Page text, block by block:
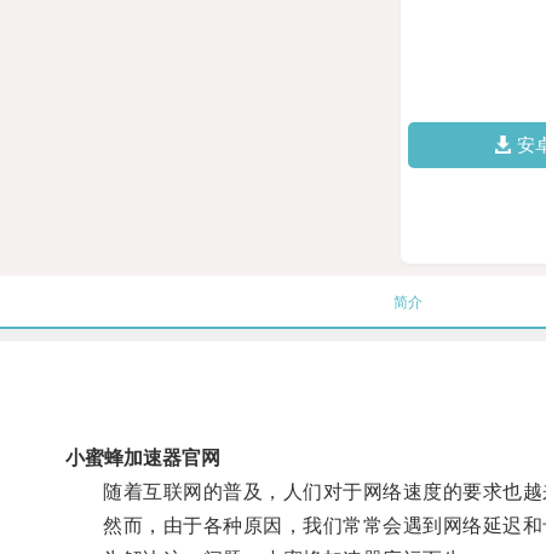
安
简介
小蜜蜂加速器官网
随着互联网的普及，人们对于网络速度的要求也越
然而，由于各种原因，我们常常会遇到网络延迟和